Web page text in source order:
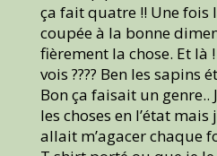
ça fait quatre !! Une fois
coupée à la bonne
fièrement la chose. Et là
vois ???? Ben les sapins
Bon ça faisait un genre..
les choses en l’état mais
allait m’agacer chaque